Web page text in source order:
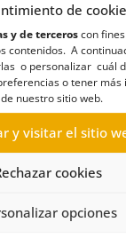
de
y de terceroscon
contenidos. A
o personalizar cuál
o tener
de nuestro sitio web.
y visitar el sitio
cookies
opciones
financiera y
Normativa